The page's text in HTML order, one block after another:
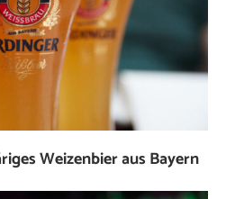
Weizenbier aus Bayern